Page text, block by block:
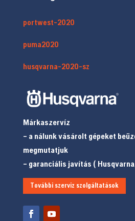
portwest-2020
puma2020
husqvarna-2020-sz
Márkaszervíz
– a nálunk vásárolt gépeket
megmutatjuk
– garanciális javítás (
További szerviz szolgáltatások